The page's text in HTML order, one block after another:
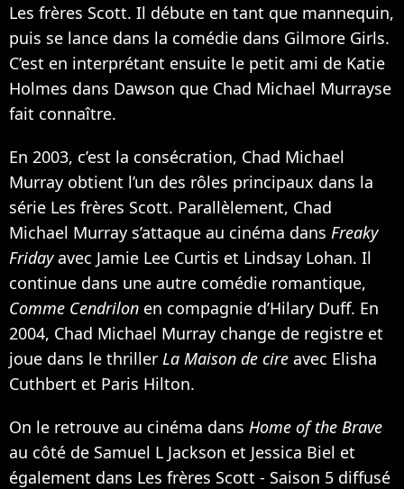
Les frères Scott. Il débute en tant que mannequin,
puis se lance dans la comédie dans Gilmore Girls.
C’est en interprétant ensuite le petit ami de Katie
Holmes dans Dawson que Chad Michael Murrayse
fait connaître.
En 2003, c’est la consécration, Chad Michael
Murray obtient l’un des rôles principaux dans la
série Les frères Scott. Parallèlement, Chad
Michael Murray s’attaque au cinéma dans Freaky
Fridayavec Jamie Lee Curtis et Lindsay Lohan. Il
continue dans une autre comédie romantique,
Comme Cendrilon en compagnie d’Hilary Duff. En
2004, Chad Michael Murray change de registre et
joue dans le thriller La Maison de cire avec Elisha
Cuthbert et Paris Hilton.
On le retrouve au cinéma dans Home of the Brave
au côté de Samuel L Jackson et Jessica Biel et
également dans Les frères Scott - Saison 5 diffusé